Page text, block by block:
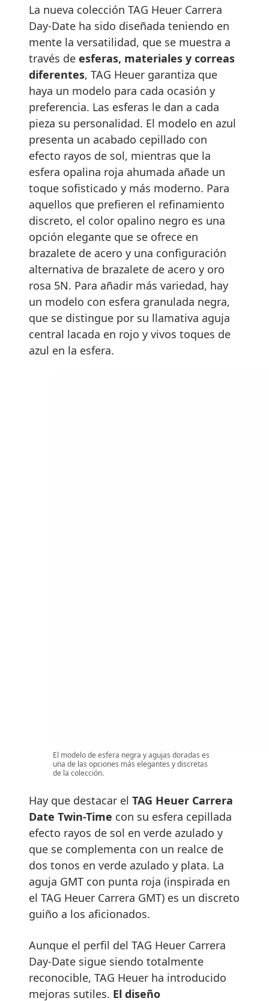
La nueva colección TAG Heuer Carrera
Day-Date ha sido diseñada teniendo en
mente la versatilidad, que se muestra a
través de esferas, materiales y correas
diferentes, TAG Heuer garantiza que
haya un modelo para cada ocasión y
preferencia. Las esferas le dan a cada
pieza su personalidad. El modelo en azul
presenta un acabado cepillado con
efecto rayos de sol, mientras que la
esfera opalina roja ahumada añade un
toque sofisticado y más moderno. Para
aquellos que prefieren el refinamiento
discreto, el color opalino negro es una
opción elegante que se ofrece en
brazalete de acero y una configuración
alternativa de brazalete de acero y oro
rosa 5N. Para añadir más variedad, hay
un modelo con esfera granulada negra,
que se distingue por su llamativa aguja
central lacada en rojo y vivos toques de
azul en la esfera.
El modelo de esfera negra y agujas doradas es
una de las opciones más elegantes y discretas
de la colección.
Hay que destacar el TAG Heuer Carrera
Date Twin-Time con su esfera cepillada
efecto rayos de sol en verde azulado y
que se complementa con un realce de
dos tonos en verde azulado y plata. La
aguja GMT con punta roja (inspirada en
el TAG Heuer Carrera GMT) es un discreto
guiño a los aficionados.
Aunque el perfil del TAG Heuer Carrera
Day-Date sigue siendo totalmente
reconocible, TAG Heuer ha introducido
mejoras sutiles. El diseño